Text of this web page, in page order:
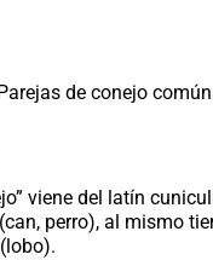
Parejas de conejo
viene del latín
(can, perro), al mismo
(lobo).